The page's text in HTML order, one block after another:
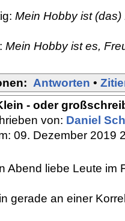
Mein Hobby ist
Mein Hobby ist es,
Antworten •
- oder
von: Daniel
09. Dezember 2019
Abend liebe Leute im
gerade an einer